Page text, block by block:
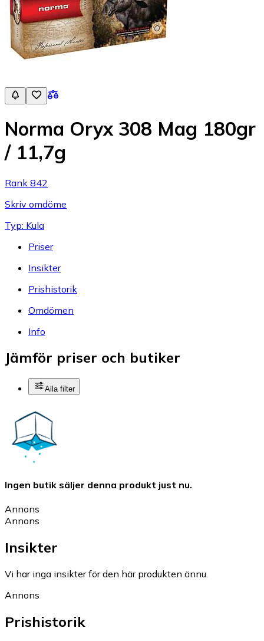
Norma Oryx 308 Mag 180gr
/ 11,7g
Rank 842
Skriv omdöme
Typ: Kula
Priser
Insikter
Prishistorik
Omdömen
Info
Jämför priser och butiker
Alla filter
Ingen butik säljer denna produkt just nu.
Annons
Annons
Insikter
Vi har inga insikter för den här produkten ännu.
Annons
Prishistorik